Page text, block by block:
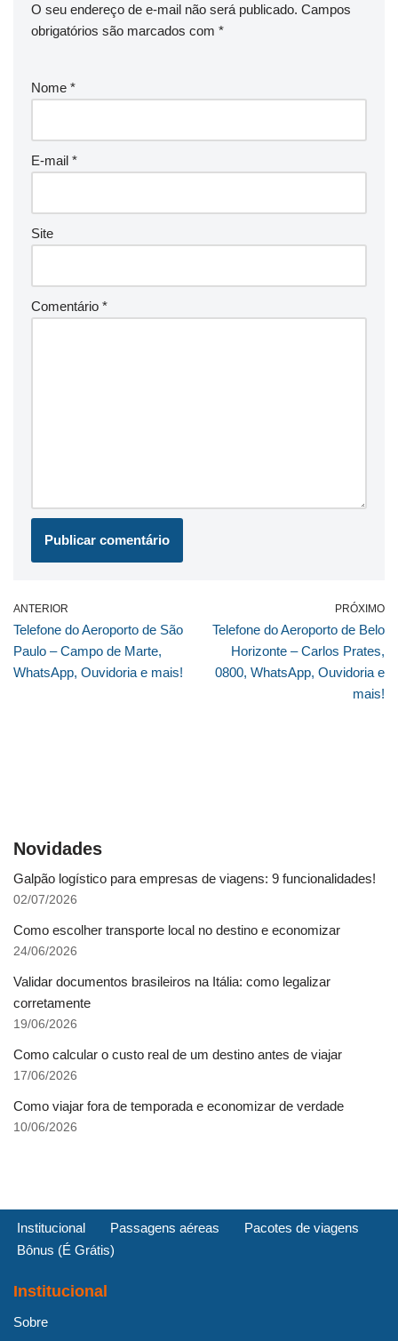
O seu endereço de e-mail não será publicado. Campos
obrigatórios são marcados com *
Nome *
E-mail *
Site
Comentário *
ANTERIOR
Telefone do Aeroporto de São
Paulo – Campo de Marte,
WhatsApp, Ouvidoria e mais!
PRÓXIMO
Telefone do Aeroporto de Belo
Horizonte – Carlos Prates,
0800, WhatsApp, Ouvidoria e
mais!
Novidades
Galpão logístico para empresas de viagens: 9 funcionalidades!
02/07/2026
Como escolher transporte local no destino e economizar
24/06/2026
Validar documentos brasileiros na Itália: como legalizar
corretamente
19/06/2026
Como calcular o custo real de um destino antes de viajar
17/06/2026
Como viajar fora de temporada e economizar de verdade
10/06/2026
Institucional Passagens aéreas
Pacotes de viagens
Bônus (É Grátis)
Institucional
Sobre